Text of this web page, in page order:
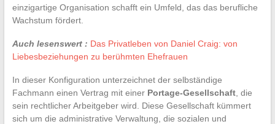
einzigartige Organisation schafft ein Umfeld, das das berufliche
Wachstum fördert.
Auch lesenswert : Das Privatleben von Daniel Craig: von
Liebesbeziehungen zu berühmten Ehefrauen
In dieser Konfiguration unterzeichnet der selbständige
Fachmann einen Vertrag mit einer Portage-Gesellschaft, die
sein rechtlicher Arbeitgeber wird. Diese Gesellschaft kümmert
sich um die administrative Verwaltung, die sozialen und